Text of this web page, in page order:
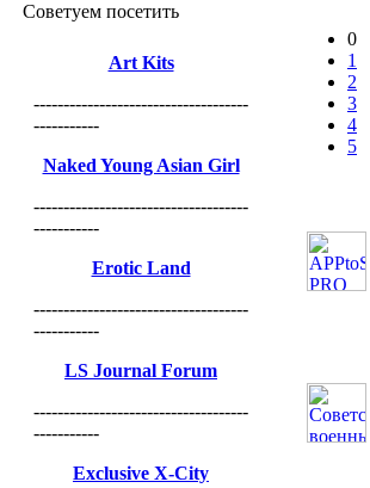
Советуем посетить
Art Kits
------------------------------------
-----------
Naked Young Asian Girl
------------------------------------
-----------
Erotic Land
------------------------------------
-----------
LS Journal Forum
------------------------------------
-----------
Exclusive X-City
0
1
2
3
4
5